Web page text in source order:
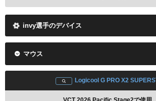
invy選手のデバイス
マウス
Logicool G PRO X2